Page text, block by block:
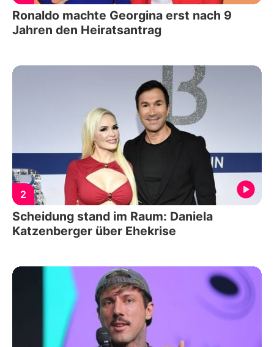
Ronaldo machte Georgina erst nach 9
Jahren den Heiratsantrag
2
Scheidung stand im Raum: Daniela
Katzenberger über Ehekrise